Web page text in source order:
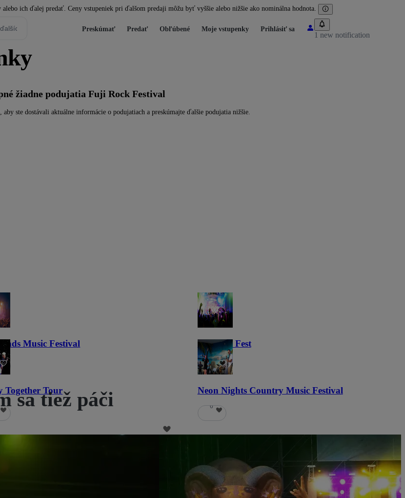
ich ďalej predať. Ceny vstupeniek pri ďalšom predaji môžu byť vyššie alebo nižšie ako nominálna hodnota.
Preskúmať Predať Obľúbené Moje vstupenky Prihlásiť sa
1 new notification
žiadne podujatia Fuji Rock Festival
ste dostávali aktuálne informácie o podujatiach a preskúmajte ďalšie podujatia nižšie.
Music Festival Haunted Fest
58
Together Tour Neon Nights Country Music Festival
6
sa tiež páči